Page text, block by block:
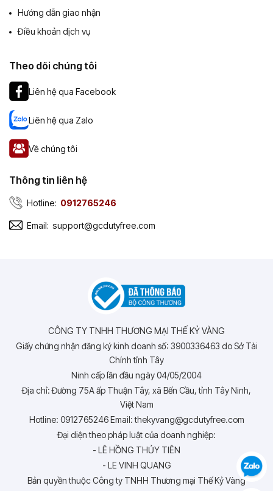
Hướng dẫn giao nhận
Điều khoản dịch vụ
Theo dõi chúng tôi
Liên hệ qua Facebook
Liên hệ qua Zalo
Về chúng tôi
Thông tin liên hệ
Hotline: 0912765246
Email: support@gcdutyfree.com
CÔNG TY TNHH THƯƠNG MẠI THẾ KỶ VÀNG
Giấy chứng nhận đăng ký kinh doanh số: 3900336463 do Sở Tài
Chính tỉnh Tây
Ninh cấp lần đầu ngày 04/05/2004
Địa chỉ: Đường 75A ấp Thuận Tây, xã Bến Cầu, tỉnh Tây Ninh,
Việt Nam
Hotline: 0912765246 Email: thekyvang@gcdutyfree.com
Đại diện theo pháp luật của doanh nghiệp:
- LÊ HỒNG THỦY TIÊN
- LE VINH QUANG
Bản quyền thuộc Công ty TNHH Thương mại Thế Kỷ Vàng